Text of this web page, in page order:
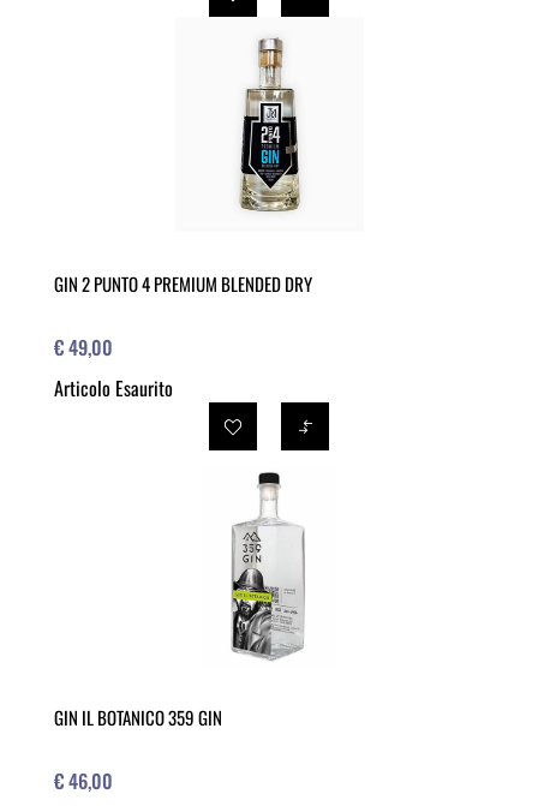
GIN 2 PUNTO 4 PREMIUM BLENDED DRY
€ 49,00
Articolo Esaurito
GIN IL BOTANICO 359 GIN
€ 46,00